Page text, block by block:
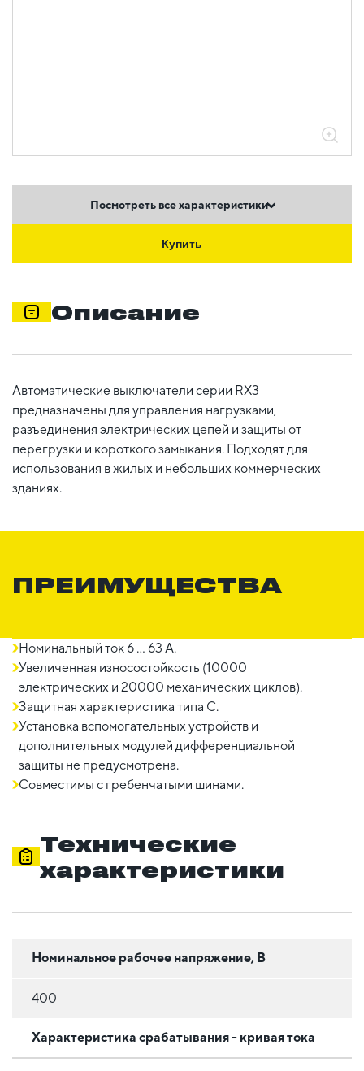
Посмотреть все характеристики
Купить
Описание
Автоматические выключатели серии RX3
предназначены для управления нагрузками,
разъединения электрических цепей и защиты от
перегрузки и короткого замыкания. Подходят для
использования в жилых и небольших коммерческих
зданиях.
ПРЕИМУЩЕСТВА
Номинальный ток 6 ... 63 A.
Увеличенная износостойкость (10000
электрических и 20000 механических циклов).
Защитная характеристика типа C.
Установка вспомогательных устройств и
дополнительных модулей дифференциальной
защиты не предусмотрена.
Совместимы с гребенчатыми шинами.
Технические
характеристики
Номинальное рабочее напряжение, В
400
Характеристика срабатывания - кривая тока